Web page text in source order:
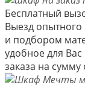
Бесплатный
Выезд опытного
и подбором
удобное для
заказа на сумму